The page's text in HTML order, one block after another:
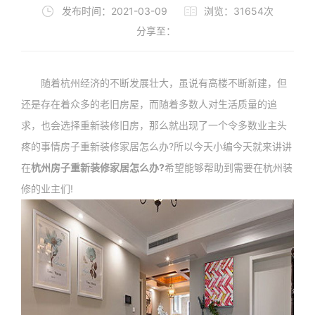
发布时间：2021-03-09
浏览：31654次
分享至：
随着杭州经济的不断发展壮大，虽说有高楼不断新建，但
还是存在着众多的老旧房屋，而随着多数人对生活质量的追
求，也会选择重新装修旧房，那么就出现了一个令多数业主头
疼的事情房子重新装修家居怎么办?所以今天小编今天就来讲讲
在杭州房子重新装修家居怎么办?希望能够帮助到需要在杭州装
修的业主们!